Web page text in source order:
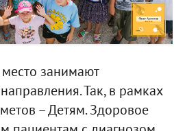
занимают
Так, в рамках
– Детям. Здоровое